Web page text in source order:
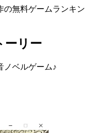
の無料ゲームランキン
ーリー
ベルゲーム♪